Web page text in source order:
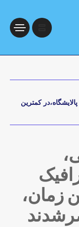
کمترین
زمان،